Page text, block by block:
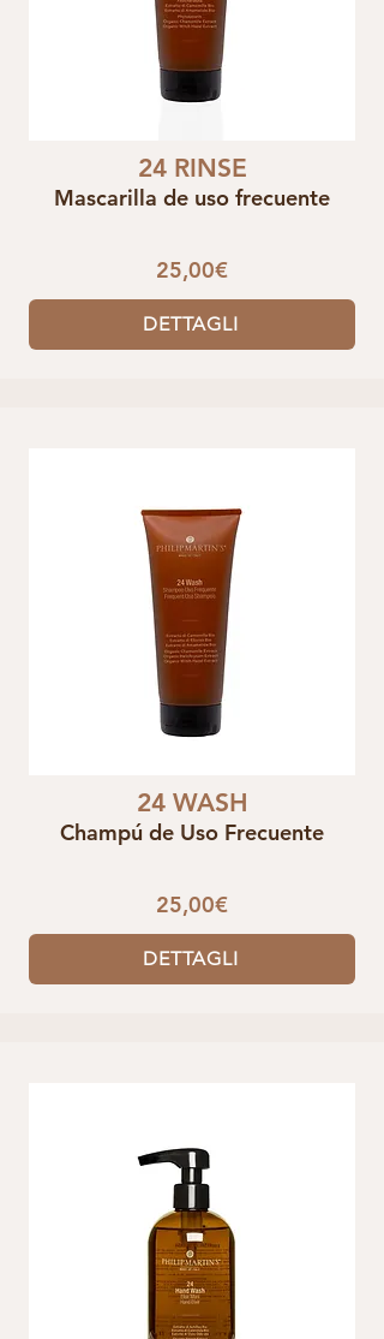
24 RINSE
Mascarilla de uso frecuente
25,00€
DETTAGLI
24 WASH
Champú de Uso Frecuente
25,00€
DETTAGLI